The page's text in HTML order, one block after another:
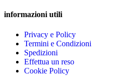
informazioni utili
Privacy e Policy
Termini e Condizioni
Spedizioni
Effettua un reso
Cookie Policy